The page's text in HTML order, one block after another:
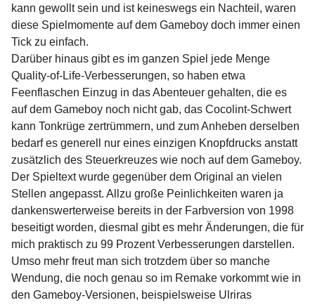
kann gewollt sein und ist keineswegs ein Nachteil, waren
diese Spielmomente auf dem Gameboy doch immer einen
Tick zu einfach.
Darüber hinaus gibt es im ganzen Spiel jede Menge
Quality-of-Life-Verbesserungen, so haben etwa
Feenflaschen Einzug in das Abenteuer gehalten, die es
auf dem Gameboy noch nicht gab, das Cocolint-Schwert
kann Tonkrüge zertrümmern, und zum Anheben derselben
bedarf es generell nur eines einzigen Knopfdrucks anstatt
zusätzlich des Steuerkreuzes wie noch auf dem Gameboy.
Der Spieltext wurde gegenüber dem Original an vielen
Stellen angepasst. Allzu große Peinlichkeiten waren ja
dankenswerterweise bereits in der Farbversion von 1998
beseitigt worden, diesmal gibt es mehr Änderungen, die für
mich praktisch zu 99 Prozent Verbesserungen darstellen.
Umso mehr freut man sich trotzdem über so manche
Wendung, die noch genau so im Remake vorkommt wie in
den Gameboy-Versionen, beispielsweise Ulriras